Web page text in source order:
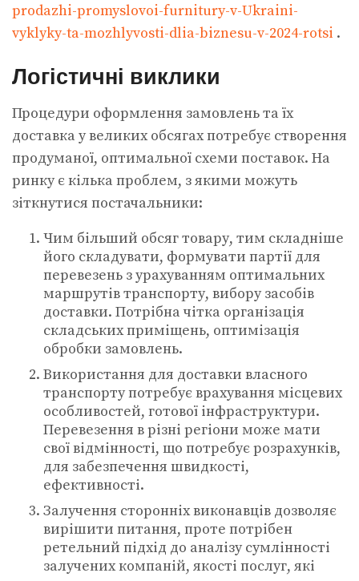
prodazhi-promyslovoi-furnitury-v-Ukraini-
vyklyky-ta-mozhlyvosti-dlia-biznesu-v-2024-rotsi .
Логістичні виклики
Процедури оформлення замовлень та їх
доставка у великих обсягах потребує створення
продуманої, оптимальної схеми поставок. На
ринку є кілька проблем, з якими можуть
зіткнутися постачальники:
Чим більший обсяг товару, тим складніше
його складувати, формувати партії для
перевезень з урахуванням оптимальних
маршрутів транспорту, вибору засобів
доставки. Потрібна чітка організація
складських приміщень, оптимізація
обробки замовлень.
Використання для доставки власного
транспорту потребує врахування місцевих
особливостей, готової інфраструктури.
Перевезення в різні регіони може мати
свої відмінності, що потребує розрахунків,
для забезпечення швидкості,
ефективності.
Залучення сторонніх виконавців дозволяє
вирішити питання, проте потрібен
ретельний підхід до аналізу сумлінності
залучених компаній, якості послуг, які